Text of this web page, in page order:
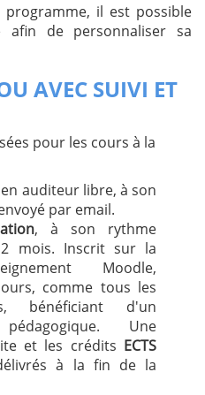
il est possible
de personnaliser sa
AVEC SUIVI ET
pour les cours à la
auditeur libre, à son
par email.
, à son rythme
mois. Inscrit sur la
Moodle,
comme tous les
bénéficiant d'un
Une
et les crédits ECTS
à la fin de la